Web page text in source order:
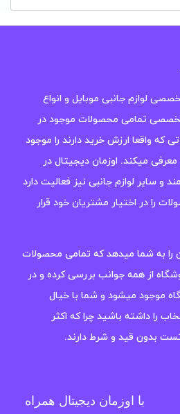
لوازم جانبی موبایل و انواع
تمامی محصولات موجود در
که واقعا ارزش خرید دارند را موجود
میکند. اوزمان دیجیتال در
سایر لوازم جانبی نیز فعالیت دارد
را در اختیار مشتریان خود قرار
را به شما میدهد که تمامی محصولات
از همه جوانب بررسی کرده و در
موجود میشود و شما با خیال
را داشته باشید چرا که اکثر
بدون قید و شرط دارند.
با اوزمان دیجیتال همراه